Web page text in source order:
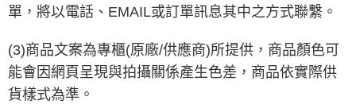
單，將以電話、EMAIL或訂單訊息其中之方式聯繫。
(3)商品文案為專櫃(原廠/供應商)所提供，商品顏色可
能會因網頁呈現與拍攝關係產生色差，商品依實際供
貨樣式為準。